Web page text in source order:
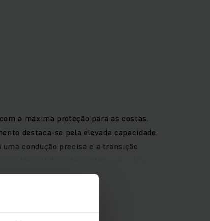
a máxima proteção para as costas.
destaca-se pela elevada capacidade
condução precisa e a transição
dinâmica, deslocações seguras em
o local de trabalho individualmente